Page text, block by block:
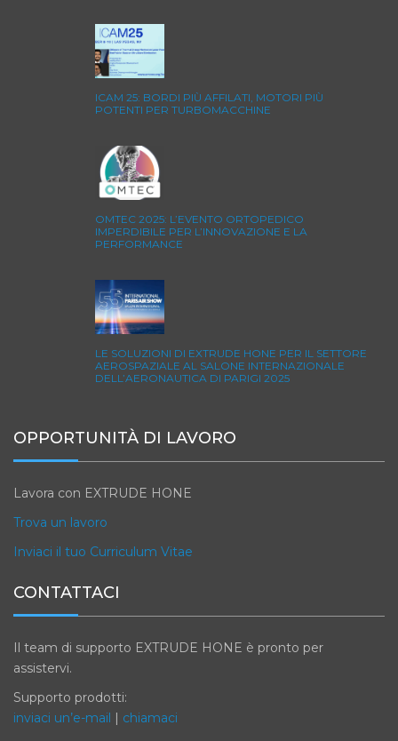
ICAM 25: BORDI PIÙ AFFILATI, MOTORI PIÙ
POTENTI PER TURBOMACCHINE
OMTEC 2025: L’EVENTO ORTOPEDICO
IMPERDIBILE PER L’INNOVAZIONE E LA
PERFORMANCE
LE SOLUZIONI DI EXTRUDE HONE PER IL SETTORE
AEROSPAZIALE AL SALONE INTERNAZIONALE
DELL’AERONAUTICA DI PARIGI 2025
OPPORTUNITÀ DI LAVORO
Lavora con EXTRUDE HONE
Trova un lavoro
Inviaci il tuo Curriculum Vitae
CONTATTACI
Il team di supporto EXTRUDE HONE è pronto per
assistervi.
Supporto prodotti:
inviaci un’e-mail | chiamaci